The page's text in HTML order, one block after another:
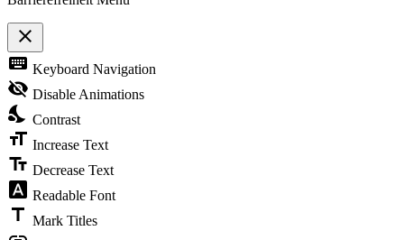
close
Toggle
the
visibility
of
Accessibility
Toolbar
keyboard Keyboard Navigation
visibility_off Disable Animations
nights_stay Contrast
format_size Increase Text
text_fields Decrease Text
font_download Readable Font
title Mark Titles